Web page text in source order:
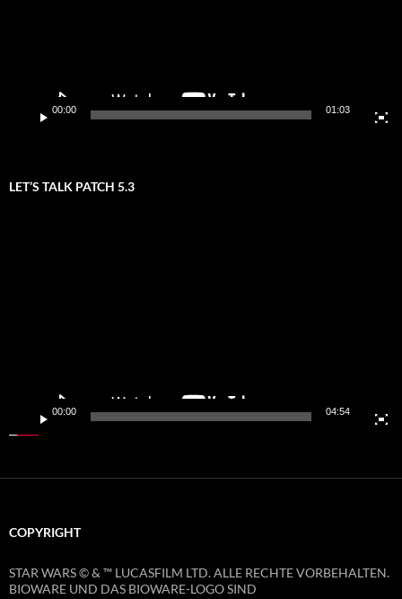
00:00 01:03
LET’S TALK PATCH 5.3
00:00 04:54
COPYRIGHT
STAR WARS © & ™ LUCASFILM LTD. ALLE RECHTE VORBEHALTEN.
BIOWARE UND DAS BIOWARE-LOGO SIND